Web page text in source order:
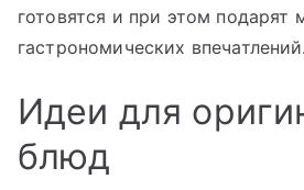
готовятся и при этом подарят
гастрономических впечатлений.
Идеи для
блюд